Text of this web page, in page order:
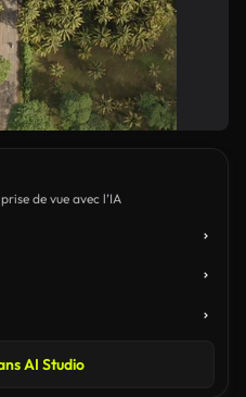
de vue avec l’IA
AI Studio